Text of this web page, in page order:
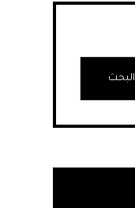
البحث